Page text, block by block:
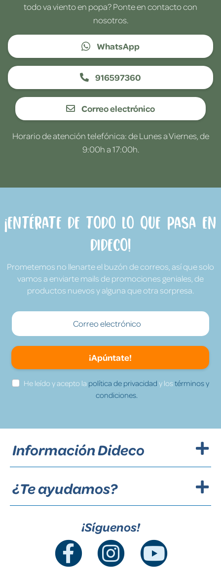
todo va viento en popa? Ponte en contacto con
nosotros.
WhatsApp
916597360
Correo electrónico
Horario de atención telefónica: de Lunes a Viernes, de
9:00h a 17:00h.
¡Entérate de todo lo que pasa en
Dideco!
Prometemos no llenarte el buzón de correos, así que solo
vamos a enviarte mails de promociones geniales, de
productos nuevos y alguna que otra sorpresa.
¡Apúntate!
He leído y acepto la política de privacidad y lostérminos y
condiciones.
Información Dideco
¿Te ayudamos?
¡Síguenos!